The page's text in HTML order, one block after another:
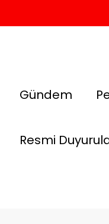
Gündem
Resmi